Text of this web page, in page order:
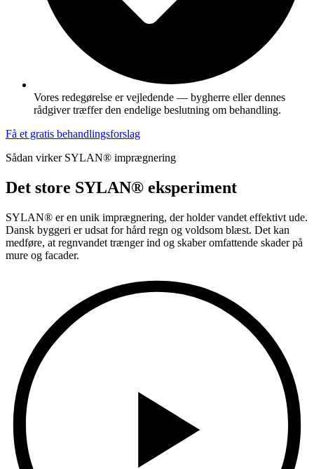
Vores redegørelse er vejledende — bygherre eller dennes
rådgiver træffer den endelige beslutning om behandling.
Få et gratis behandlingsforslag
Sådan virker SYLAN® imprægnering
Det store SYLAN® eksperiment
SYLAN® er en unik imprægnering, der holder vandet effektivt ude.
Dansk byggeri er udsat for hård regn og voldsom blæst. Det kan
medføre, at regnvandet trænger ind og skaber omfattende skader på
mure og facader.